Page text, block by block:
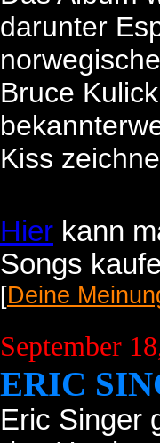
darunter
Bruce
Kiss
Hier kann
Songs
[Deine
September
ERIC
Eric Singer